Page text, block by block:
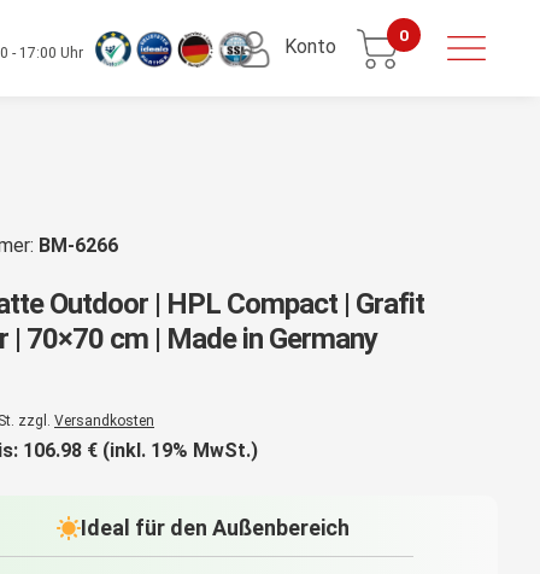
- 17:00 Uhr Konto 0
BM-6266
Outdoor | HPL Compact | Grafit
| 70×70 cm | Made in Germany
zzgl. Versandkosten
106.98 € (inkl. 19% MwSt.)
Ideal für den Außenbereich